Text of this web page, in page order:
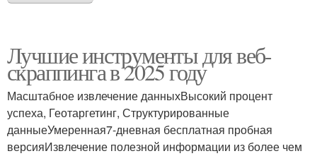
Лучшие инструменты для веб-
скраппинга в 2025 году
Масштабное извлечение данныхВысокий процент
успеха, Геотаргетинг, Структурированные
данныеУмеренная7-дневная бесплатная пробная
версияИзвлечение полезной информации из более чем